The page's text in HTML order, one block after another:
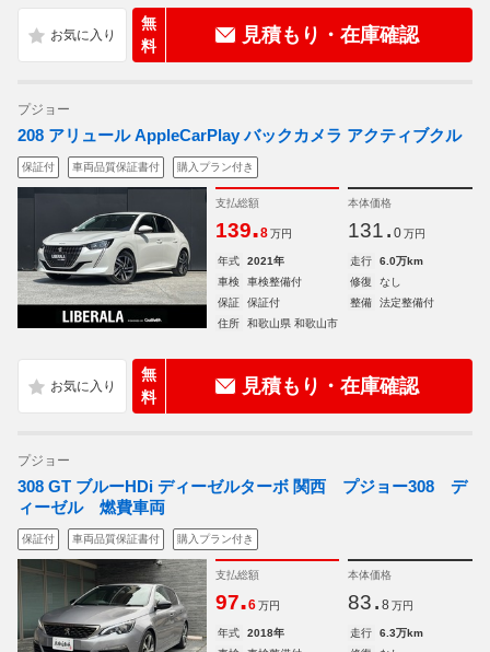
無
料
見積もり・在庫確認
プジョー
208 アリュール AppleCarPlay バックカメラ アクティブクル
保証付 車両品質保証書付 購入プラン付き
支払総額
139.8 万円
本体価格
131. 0 万円
年式 2021年 走行
6.0万km
車検
車検整備付 修復
なし
保証
保証付 整備
法定整備付
住所
和歌山県 和歌山市
無
料
見積もり・在庫確認
プジョー
308 GT ブルーHDi ディーゼルターボ 関西 プジョー308 デ
ィーゼル 燃費車両
保証付 車両品質保証書付 購入プラン付き
支払総額
97.6 万円
本体価格
83. 8 万円
年式 2018年 走行
6.3万km